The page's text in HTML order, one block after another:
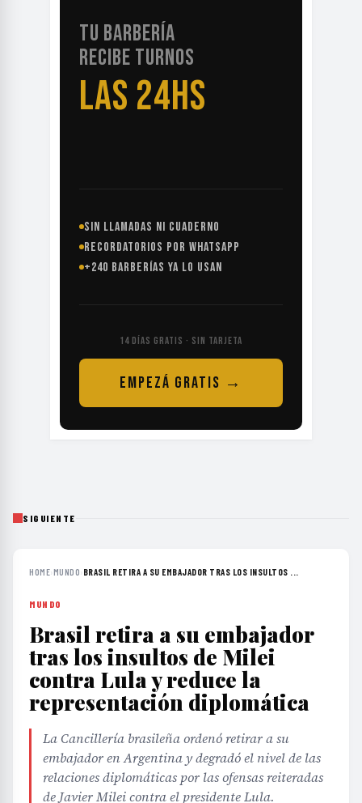
TU BARBERÍA
RECIBE TURNOS
LAS 24HS
SIN LLAMADAS NI CUADERNO
RECORDATORIOS POR WHATSAPP
+240 BARBERÍAS YA LO USAN
14 DÍAS GRATIS · SIN TARJETA
EMPEZÁ GRATIS →
SIGUIENTE
HOME›MUNDO› BRASIL RETIRA A SU EMBAJADOR TRAS LOS INSULTOS ...
MUNDO
Brasil retira a su embajador
tras los insultos de Milei
contra Lula y reduce la
representación diplomática
La Cancillería brasileña ordenó retirar a su
embajador en Argentina y degradó el nivel de las
relaciones diplomáticas por las ofensas reiteradas
de Javier Milei contra el presidente Lula.